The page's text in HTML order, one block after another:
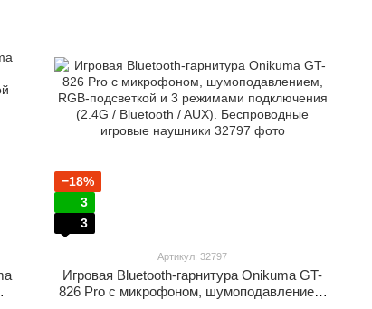
−18%
3
3
Артикул: 32797
Игровая Bluetooth-гарнитура Onikuma GT-
826 Pro с микрофоном, шумоподавлением,